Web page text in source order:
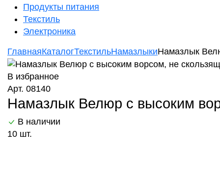
Продукты питания
Текстиль
Электроника
ГлавнаяКаталогТекстильНамазлыкиНамазлык
В избранное
Арт. 08140
Намазлык Велюр с высоким
В наличии
10 шт.